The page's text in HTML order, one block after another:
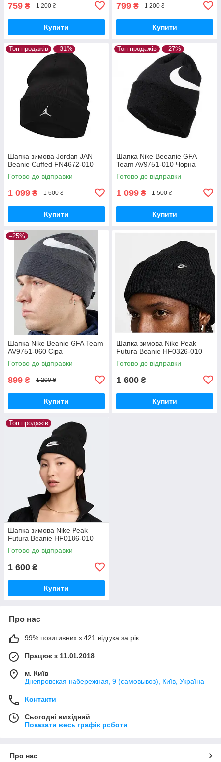
759 ₴ 1 200 ₴
Купити
799 ₴ 1 200 ₴
Купити
Топ продажів –31%
Шапка зимова Jordan JAN
Beanie Cuffed FN4672-010
Готово до відправки
1 099 ₴ 1 600 ₴
Купити
Топ продажів –27%
Шапка Nike Beeanie GFA
Team AV9751-010 Чорна
Готово до відправки
1 099 ₴ 1 500 ₴
Купити
–25%
Шапка Nike Beanie GFA Team
AV9751-060 Сіра
Готово до відправки
899 ₴ 1 200 ₴
Купити
Шапка зимова Nike Peak
Futura Beanie HF0326-010
Готово до відправки
1 600 ₴
Купити
Топ продажів
Шапка зимова Nike Peak
Futura Beanie HF0186-010
Готово до відправки
1 600 ₴
Купити
Про нас
99% позитивних з 421 відгука за рік
Працює з 11.01.2018
м. Київ
Днепровская набережная, 9 (самовывоз), Київ, Україна
Контакти
Сьогодні вихідний
Показати весь графік роботи
Про нас